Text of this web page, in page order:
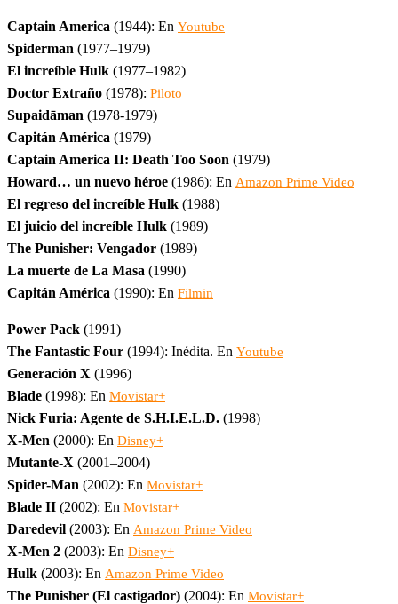
Captain America (1944): En Youtube
Spiderman (1977–1979)
El increíble Hulk (1977–1982)
Doctor Extraño (1978): Piloto
Supaidāman (1978-1979)
Capitán América (1979)
Captain America II: Death Too Soon (1979)
Howard… un nuevo héroe (1986): En Amazon Prime Video
El regreso del increíble Hulk (1988)
El juicio del increíble Hulk (1989)
The Punisher: Vengador (1989)
La muerte de La Masa (1990)
Capitán América (1990): En Filmin
Power Pack (1991)
The Fantastic Four (1994): Inédita. En Youtube
Generación X (1996)
Blade (1998): En Movistar+
Nick Furia: Agente de S.H.I.E.L.D. (1998)
X-Men (2000): En Disney+
Mutante-X (2001–2004)
Spider-Man (2002): En Movistar+
Blade II (2002): En Movistar+
Daredevil (2003): En Amazon Prime Video
X-Men 2 (2003): En Disney+
Hulk (2003): En Amazon Prime Video
The Punisher (El castigador) (2004): En Movistar+